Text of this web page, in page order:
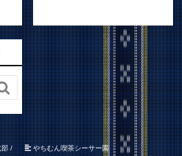
部 / やちむん喫茶シーサー園